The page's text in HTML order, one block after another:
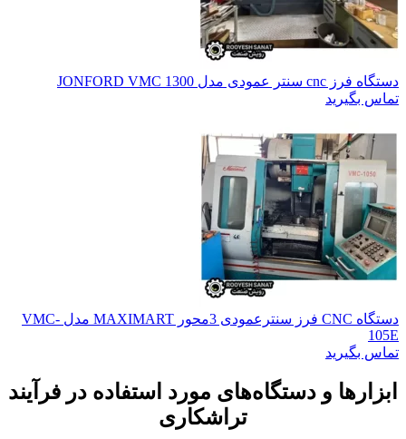
دستگاه فرز cnc سنتر عمودی مدل JONFORD VMC 1300
تماس بگیرید
دستگاه CNC فرز سنترعمودی 3محور MAXIMART مدل VMC-
105E
تماس بگیرید
ابزارها و دستگاه‌های مورد استفاده در فرآیند
تراشکاری